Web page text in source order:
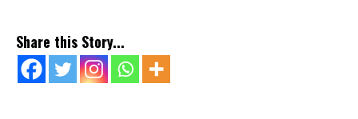
Share this Story...